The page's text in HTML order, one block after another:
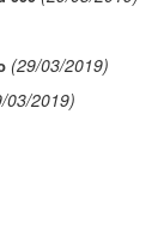
(29/03/2019)
03/2019)